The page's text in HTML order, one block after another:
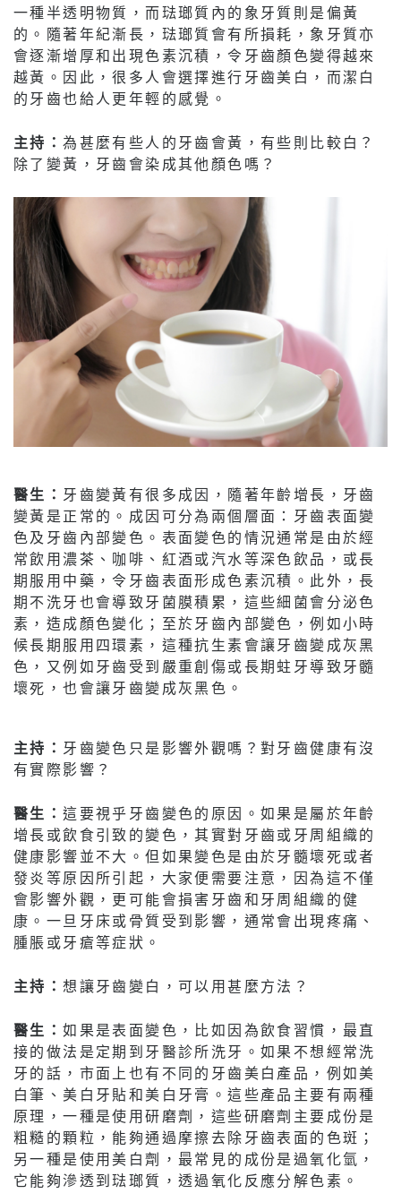
一種半透明物質，而琺瑯質內的象牙質則是偏黃
的。隨著年紀漸長，琺瑯質會有所損耗，象牙質亦
會逐漸增厚和出現色素沉積，令牙齒顏色變得越來
越黃。因此，很多人會選擇進行牙齒美白，而潔白
的牙齒也給人更年輕的感覺。
主持：為甚麼有些人的牙齒會黃，有些則比較白？
除了變黃，牙齒會染成其他顏色嗎？
醫生： 牙齒變黃有很多成因，隨著年齡增長，牙齒
變黃是正常的。成因可分為兩個層面：牙齒表面變
色及牙齒內部變色。表面變色的情況通常是由於經
常飲用濃茶、咖啡、紅酒或汽水等深色飲品，或長
期服用中藥，令牙齒表面形成色素沉積。此外，長
期不洗牙也會導致牙菌膜積累，這些細菌會分泌色
素，造成顏色變化；至於牙齒內部變色，例如小時
候長期服用四環素，這種抗生素會讓牙齒變成灰黑
色，又例如牙齒受到嚴重創傷或長期蛀牙導致牙髓
壞死，也會讓牙齒變成灰黑色。
主持： 牙齒變色只是影響外觀嗎？對牙齒健康有沒
有實際影響？
醫生：這要視乎牙齒變色的原因。如果是屬於年齡
增長或飲食引致的變色，其實對牙齒或牙周組織的
健康影響並不大。但如果變色是由於牙髓壞死或者
發炎等原因所引起，大家便需要注意，因為這不僅
會影響外觀，更可能會損害牙齒和牙周組織的健
康。一旦牙床或骨質受到影響，通常會出現疼痛、
腫脹或牙瘡等症狀。
主持：想讓牙齒變白，可以用甚麼方法？
醫生：如果是表面變色，比如因為飲食習慣，最直
接的做法是定期到牙醫診所洗牙。如果不想經常洗
牙的話，市面上也有不同的牙齒美白產品，例如美
白筆、美白牙貼和美白牙膏。這些產品主要有兩種
原理，一種是使用研磨劑，這些研磨劑主要成份是
粗糙的顆粒，能夠通過摩擦去除牙齒表面的色斑；
另一種是使用美白劑，最常見的成份是過氧化氫，
它能夠滲透到琺瑯質，透過氧化反應分解色素。